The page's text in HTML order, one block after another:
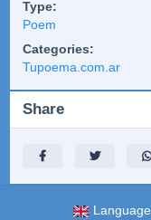
Type:
Poem
Categories:
Tupoema.com.ar
Share
Language